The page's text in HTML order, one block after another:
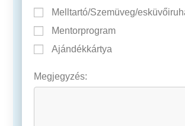
Melltartó/Szemüveg/
Mentorprogram
Ajándékkártya
Megjegyzés: